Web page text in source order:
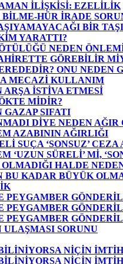
İLİŞKİSİ: EZELİLİK
BİLME-HÜR İRADE
BİR
YARATTI?
NEDEN
GÖREBİLİR
ONU NEDEN
MECAZİ KULLANIM
ARŞA İSTİVA ETMESİ
MİDİR?
GAZAP SIFATI
DİYE NEDEN AĞIR
AZABININ AĞIRLIĞI
SUÇA ‘SONSUZ’
‘UZUN SÜRELİ’ Mİ,
HALDE
BU KADAR BÜYÜK
PEYGAMBER
PEYGAMBER
PEYGAMBER
SORUNU
NİÇİN
NİÇİN